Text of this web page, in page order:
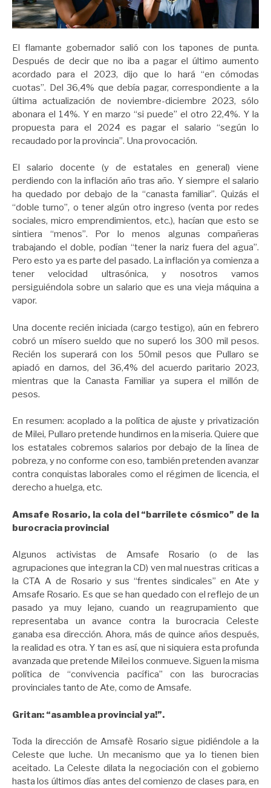
El flamante gobernador salió con los tapones de punta.
Después de decir que no iba a pagar el último aumento
acordado para el 2023, dijo que lo hará “en cómodas
cuotas”. Del 36,4% que debía pagar, correspondiente a la
última actualización de noviembre-diciembre 2023, sólo
abonara el 14%. Y en marzo “si puede” el otro 22,4%. Y la
propuesta para el 2024 es pagar el salario “según lo
recaudado por la provincia”. Una provocación.
El salario docente (y de estatales en general) viene
perdiendo con la inflación año tras año. Y siempre el salario
ha quedado por debajo de la “canasta familiar”. Quizás el
“doble turno”, o tener algún otro ingreso (venta por redes
sociales, micro emprendimientos, etc.), hacían que esto se
sintiera “menos”. Por lo menos algunas compañeras
trabajando el doble, podían “tener la nariz fuera del agua”.
Pero esto ya es parte del pasado. La inflación ya comienza a
tener velocidad ultrasónica, y nosotros vamos
persiguiéndola sobre un salario que es una vieja máquina a
vapor.
Una docente recién iniciada (cargo testigo), aún en febrero
cobró un mísero sueldo que no superó los 300 mil pesos.
Recién los superará con los 50mil pesos que Pullaro se
apiadó en darnos, del 36,4% del acuerdo paritario 2023,
mientras que la Canasta Familiar ya supera el millón de
pesos.
En resumen: acoplado a la política de ajuste y privatización
de Milei, Pullaro pretende hundirnos en la miseria. Quiere que
los estatales cobremos salarios por debajo de la línea de
pobreza, y no conforme con eso, también pretenden avanzar
contra conquistas laborales como el régimen de licencia, el
derecho a huelga, etc.
Amsafe Rosario, la cola del “barrilete cósmico” de la
burocracia provincial
Algunos activistas de Amsafe Rosario (o de las
agrupaciones que integran la CD) ven mal nuestras criticas a
la CTA A de Rosario y sus “frentes sindicales” en Ate y
Amsafe Rosario. Es que se han quedado con el reflejo de un
pasado ya muy lejano, cuando un reagrupamiento que
representaba un avance contra la burocracia Celeste
ganaba esa dirección. Ahora, más de quince años después,
la realidad es otra. Y tan es así, que ni siquiera esta profunda
avanzada que pretende Milei los conmueve. Siguen la misma
política de “convivencia pacífica” con las burocracias
provinciales tanto de Ate, como de Amsafe.
Gritan: “asamblea provincial ya!”.
Toda la dirección de Amsafè Rosario sigue pidiéndole a la
Celeste que luche. Un mecanismo que ya lo tienen bien
aceitado. La Celeste dilata la negociación con el gobierno
hasta los últimos días antes del comienzo de clases para, en